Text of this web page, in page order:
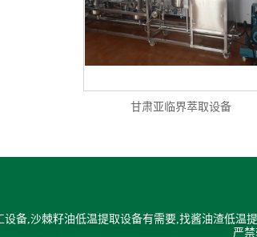
甘肃亚临界萃取设备
设备,沙棘籽油低温提取设备有需要,找酱油渣低
严